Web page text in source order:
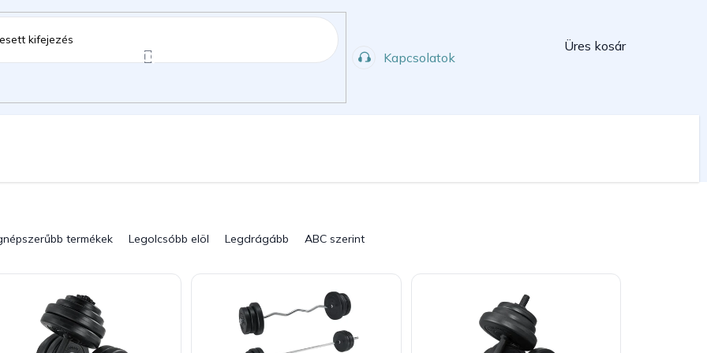
Kapcsolatok
Kosár
Üres kosár
termékek Legolcsóbb elöl Legdrágább ABC szerint